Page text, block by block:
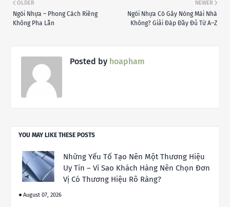
NEWER
Ngói Nhựa Có Gây Nóng Mái Nhà
Không? Giải Đáp Đầy Đủ Từ A–Z
OLDER
Ngói Nhựa – Phong Cách Riêng
Không Pha Lẫn
Posted by hoapham
YOU MAY LIKE THESE POSTS
Những Yếu Tố Tạo Nên Một Thương Hiệu
Uy Tín – Vì Sao Khách Hàng Nên Chọn Đơn
Vị Có Thương Hiệu Rõ Ràng?
August 07, 2026